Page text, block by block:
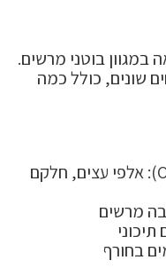
במגוון בוטני מרשים.
300 מיני צמחים שונים, כולל כמה
(Olea europaea): אלפי עצים, חלקם
מרשים
בחורף